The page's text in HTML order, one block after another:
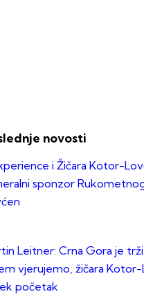
novosti
i Žičara Kotor-
sponzor
Leitner: Crna Gora je
vjerujemo, žičara Kotor-
početak